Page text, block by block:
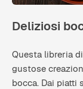
Deliziosi
Questa libreria
gustose
bocca. Dai piatti